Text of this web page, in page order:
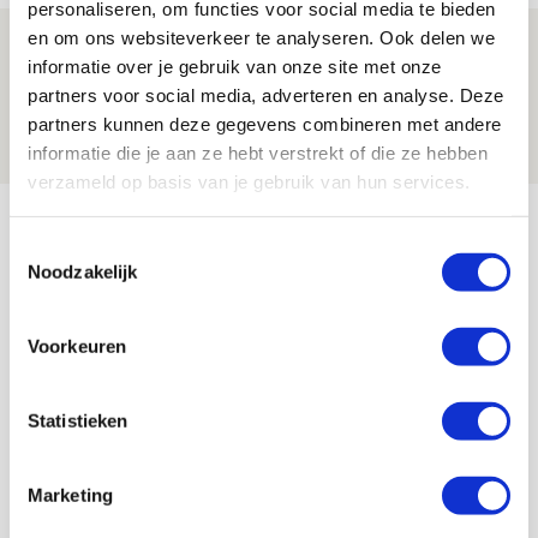
personaliseren, om functies voor social media te bieden
en om ons websiteverkeer te analyseren. Ook delen we
informatie over je gebruik van onze site met onze
partners voor social media, adverteren en analyse. Deze
partners kunnen deze gegevens combineren met andere
informatie die je aan ze hebt verstrekt of die ze hebben
verzameld op basis van je gebruik van hun services.
Noodzakelijk
Voorkeuren
Statistieken
Marketing
Spelen bij Jong Ajax of Ajax 1? Dat
maakt Abdalla ‘geen reet’ uit
08 AUGUSTUS 2026 - 10:04
NIEUWS
23
Selectiedag ballenjongens/-meiden
11